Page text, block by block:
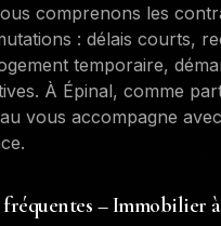
comprenons les
: délais courts,
temporaire,
À Épinal, comme
vous accompagne
fréquentes – Immobilier à